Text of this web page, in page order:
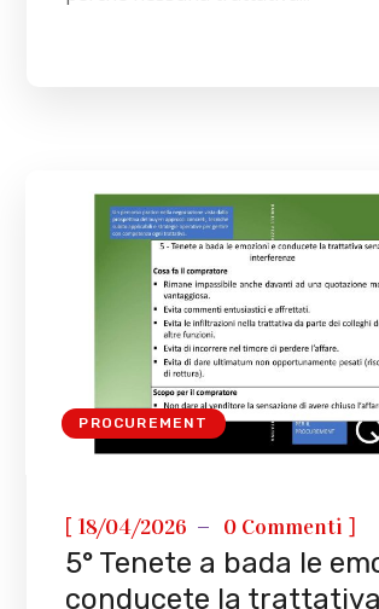
PROCUREMENT
[18/04/2026 0 Commenti ]
5° Tenete a bada le
conducete la